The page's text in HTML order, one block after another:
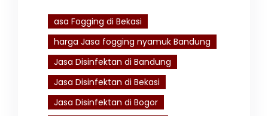
asa Fogging di Bekasi
harga Jasa fogging nyamuk Bandung
Jasa Disinfektan di Bandung
Jasa Disinfektan di Bekasi
Jasa Disinfektan di Bogor